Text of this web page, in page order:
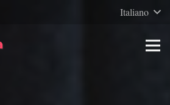
Italiano